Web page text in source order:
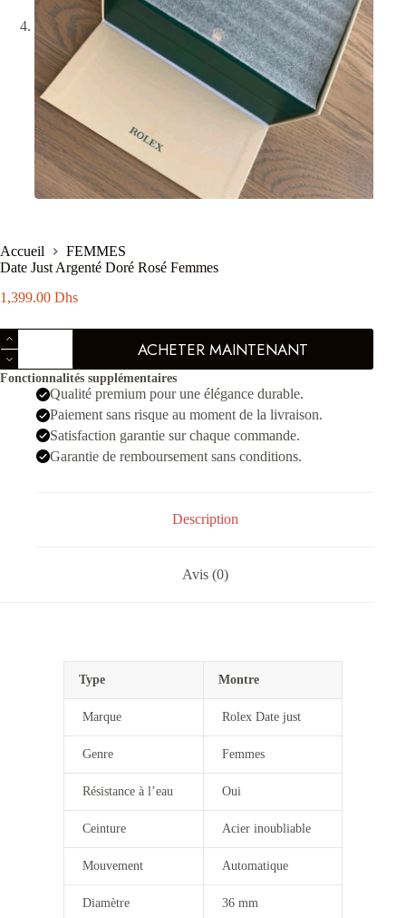
Accueil
FEMMES
Date Just Argenté Doré Rosé Femmes
1,399.00 Dhs
quantité
de
Date
Just
Argenté
Femmes
ACHETER MAINTENANT
Fonctionnalités supplémentaires
Qualité premium pour une élégance durable.
Paiement sans risque au moment de la livraison.
Satisfaction garantie sur chaque commande.
Garantie de remboursement sans conditions.
Description
Avis (0)
Type Montre
Marque Rolex Date just
Genre Femmes
Résistance à l’eau Oui
Ceinture Acier inoubliable
Mouvement Automatique
Diamètre 36 mm